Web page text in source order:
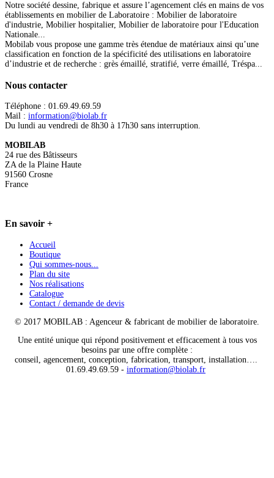
Notre société dessine, fabrique et assure l’agencement clés en mains de vos
établissements en mobilier de Laboratoire : Mobilier de laboratoire
d'industrie, Mobilier hospitalier, Mobilier de laboratoire pour l'Education
Nationale...
Mobilab vous propose une gamme très étendue de matériaux ainsi qu’une
classification en fonction de la spécificité des utilisations en laboratoire
d’industrie et de recherche : grès émaillé, stratifié, verre émaillé, Tréspa...
Nous contacter
Téléphone : 01.69.49.69.59
Mail : information@biolab.fr
Du lundi au vendredi de 8h30 à 17h30 sans interruption.
MOBILAB
24 rue des Bâtisseurs
ZA de la Plaine Haute
91560 Crosne
France
En savoir +
Accueil
Boutique
Qui sommes-nous...
Plan du site
Nos réalisations
Catalogue
Contact / demande de devis
© 2017 MOBILAB : Agenceur & fabricant de mobilier de laboratoire.
Une entité unique qui répond positivement et efficacement à tous vos
besoins par une offre complète :
conseil, agencement, conception, fabrication, transport, installation….
01.69.49.69.59 - information@biolab.fr